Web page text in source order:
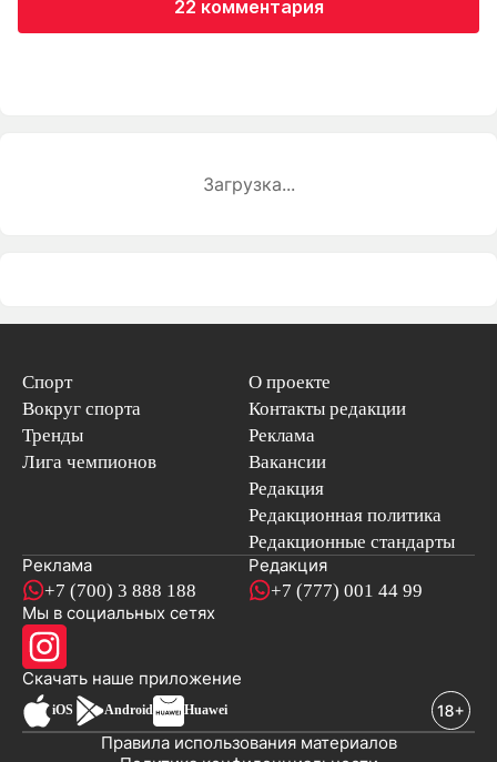
22 комментария
Загрузка...
Спорт
Вокруг спорта
Тренды
Лига чемпионов
О проекте
Контакты редакции
Реклама
Вакансии
Редакция
Редакционная политика
Редакционные стандарты
Реклама
+7 (700) 3 888 188
Редакция
+7 (777) 001 44 99
Мы в социальных сетях
Скачать наше приложениеновостей
iOS Android Huawei
Правила использования материалов